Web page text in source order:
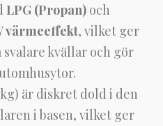
LPG (Propan) och
värmeeffekt, vilket ger
kvällar och gör
är diskret dold i den
i basen, vilket ger